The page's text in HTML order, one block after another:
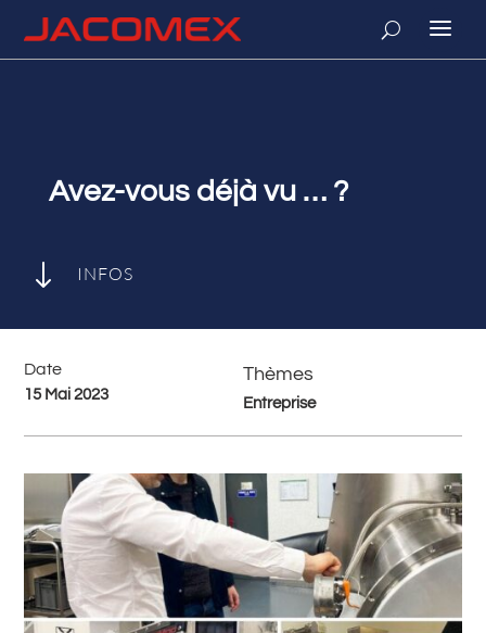
Avez-vous déjà vu … ?
" INFOS
Date
15 Mai 2023
Thèmes
Entreprise
# Retour à toutes les actualités